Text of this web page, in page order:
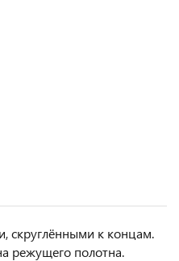
скруглёнными к концам.
режущего полотна.